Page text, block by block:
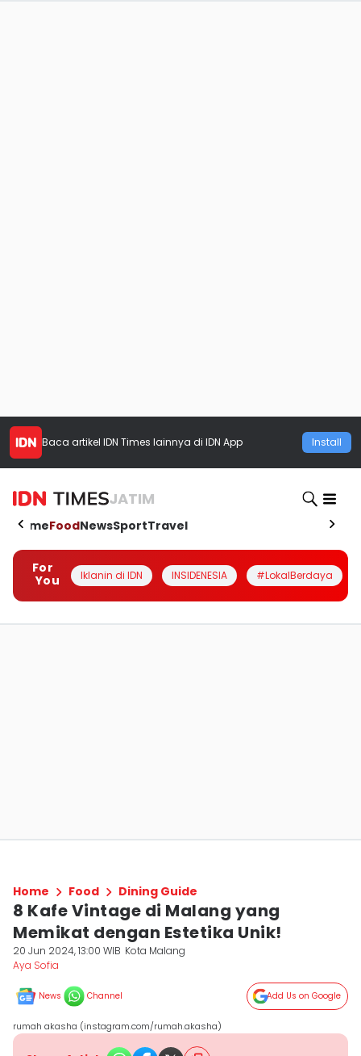
Baca artikel IDN Times lainnya di IDN App Install
JATIM
HomeFoodNewsSportTravel
For
You
Iklanin di IDN INSIDENESIA #LokalBerdaya
Home Food Dining Guide
8 Kafe Vintage di Malang yang
Memikat dengan Estetika Unik!
20 Jun 2024, 13:00 WIB Kota Malang
Aya Sofia
News Channel Add Us on Google
rumah akasha (instagram.com/rumah.akasha)